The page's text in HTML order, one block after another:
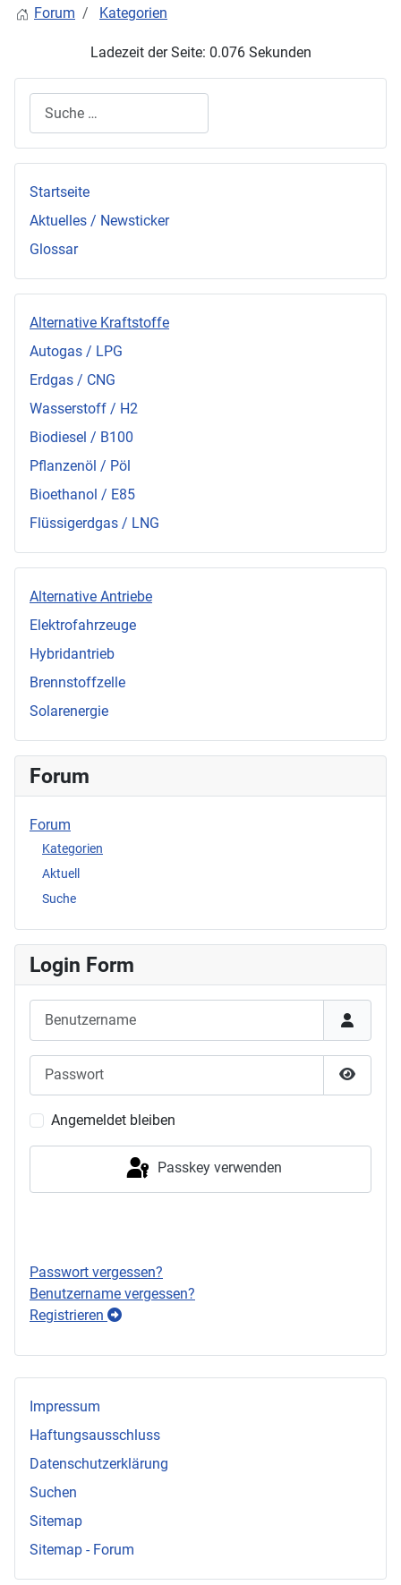
Forum Kategorien
Ladezeit der Seite: 0.076 Sekunden
Startseite
Aktuelles / Newsticker
Glossar
Alternative Kraftstoffe
Autogas / LPG
Erdgas / CNG
Wasserstoff / H2
Biodiesel / B100
Pflanzenöl / Pöl
Bioethanol / E85
Flüssigerdgas / LNG
Alternative Antriebe
Elektrofahrzeuge
Hybridantrieb
Brennstoffzelle
Solarenergie
Forum
Forum
Kategorien
Aktuell
Suche
Login Form
Angemeldet bleiben
Passkey verwenden
Passwort vergessen?
Benutzername vergessen?
Registrieren
Impressum
Haftungsausschluss
Datenschutzerklärung
Suchen
Sitemap
Sitemap - Forum